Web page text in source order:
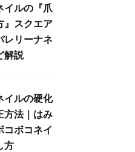
イルの『爪
』スクエア
レリーナネ
解説
イルの硬化
方法｜はみ
コボコネイ
方